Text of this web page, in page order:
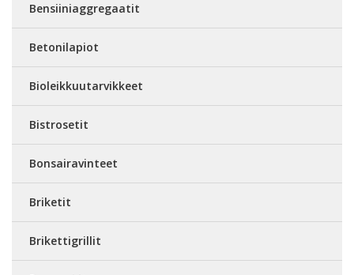
Bensiiniaggregaatit
Betonilapiot
Bioleikkuutarvikkeet
Bistrosetit
Bonsairavinteet
Briketit
Brikettigrillit